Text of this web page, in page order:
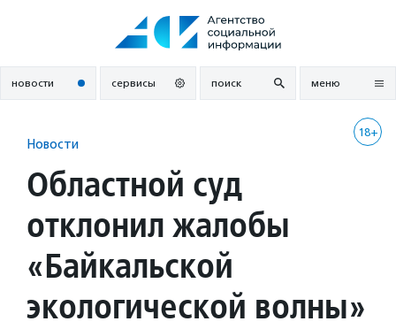
новости сервисы поиск меню
18+
Новости
Областной суд
отклонил жалобы
«Байкальской
экологической волны»